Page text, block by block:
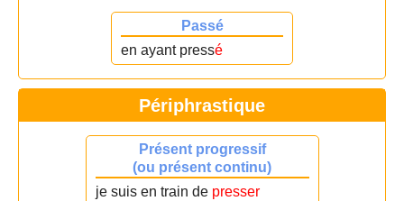
Passé
en ayant pressé
Périphrastique
Présent progressif
(ou présent continu)
je suis en train de presser